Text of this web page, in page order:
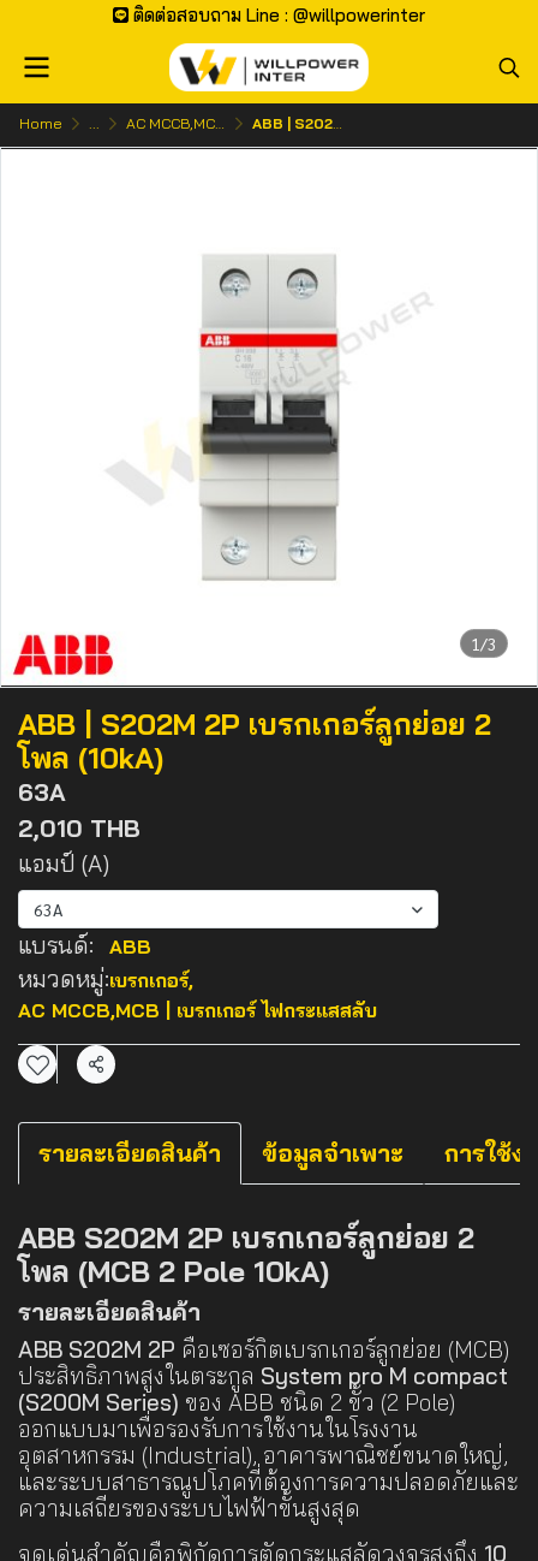
ติดต่อสอบถาม Line : @willpowerinter
Home ... AC MCCB,MCB | เบรกเกอร์ ไฟกระแสสลับ ABB | S202M 2P เบรกเกอร์ลูกย่อย 2 โพล (10kA)
1/3
ABB | S202M 2P เบรกเกอร์ลูกย่อย 2
โพล (10kA)
63A
2,010 THB
แอมป์ (A)
63A
แบรนด์: ABB
หมวดหมู่:เบรกเกอร์,
AC MCCB,MCB | เบรกเกอร์ ไฟกระแสสลับ
แชร์
รายละเอียดสินค้า ข้อมูลจำเพาะ การใช้ง
ABB S202M 2P เบรกเกอร์ลูกย่อย 2
โพล (MCB 2 Pole 10kA)
รายละเอียดสินค้า
ABB S202M 2P คือเซอร์กิตเบรกเกอร์ลูกย่อย (MCB)
ประสิทธิภาพสูงในตระกูล System pro M compact
(S200M Series) ของ ABB ชนิด 2 ขั้ว (2 Pole)
ออกแบบมาเพื่อรองรับการใช้งานในโรงงาน
อุตสาหกรรม (Industrial), อาคารพาณิชย์ขนาดใหญ่,
และระบบสาธารณูปโภคที่ต้องการความปลอดภัยและ
ความเสถียรของระบบไฟฟ้าขั้นสูงสุด
จุดเด่นสำคัญคือพิกัดการตัดกระแสลัดวงจรสูงถึง 10